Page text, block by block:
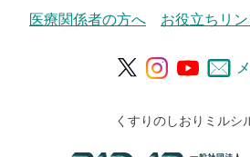
医療関係者の方へ お役立ちリン
くすりのしおりミルシ